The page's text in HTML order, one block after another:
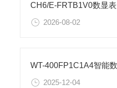
2026-08-02
2025-12-04